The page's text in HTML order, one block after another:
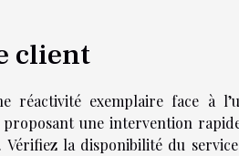
client
réactivité exemplaire face à
une intervention
Vérifiez la disponibilité du